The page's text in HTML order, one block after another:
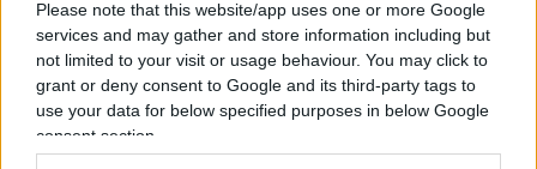
Please note that this website/app uses one or more Google
services and may gather and store information including but
not limited to your visit or usage behaviour. You may click to
grant or deny consent to Google and its third-party tags to
use your data for below specified purposes in below Google
consent section.
ad esso acconsentono i più deboli”. Parole dure e
nette che trovano eco sia inMachiavelliche
allontana e rende autonoma lanecessitasdalla
ratio status, laddove qualsivoglia tecnologia di
potere è ammessa al sovrano per conservare il